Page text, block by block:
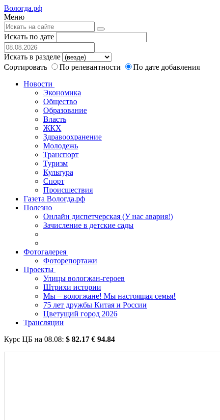
Вологда.рф
Меню
Искать по дате
Искать в разделе
Сортировать
По релевантности
По дате добавления
Новости
Экономика
Общество
Образование
Власть
ЖКХ
Здравоохранение
Молодежь
Транспорт
Туризм
Культура
Спорт
Происшествия
Газета Вологда.рф
Полезно
Онлайн диспетчерская (У нас авария!)
Зачисление в детские сады
Фотогалерея
Фоторепортажи
Проекты
Улицы вологжан-героев
Штрихи истории
Мы – вологжане! Мы настоящая семья!
75 лет дружбы Китая и России
Цветущий город 2026
Трансляции
Курс ЦБ на 08.08: $ 82.17 € 94.84